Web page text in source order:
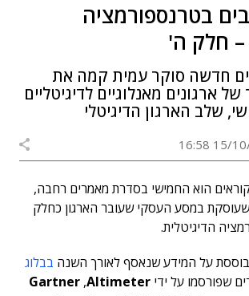
בטרנספורמציה
– חלק ה'
חדשה סוקר עמית קמה את
ארגונים מאנלוגיים לדיגיטליים
שלב הארגון הדיגיטלי
15/10/
הוא החמישי בסדרת מאמרים רחבה,
במסע העסקי שעובר הארגון כחלק
הדיגיטלית.
על המידע שנאסף לאורך השנה בבלוג
שפורסמו על ידי
Gartner ,Altimeter